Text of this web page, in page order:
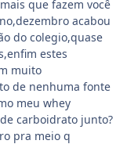
que fazem você
acabou
do colegio,quase
estes
muito
de nenhuma fonte
meu whey
carboidrato junto?
pra meio q